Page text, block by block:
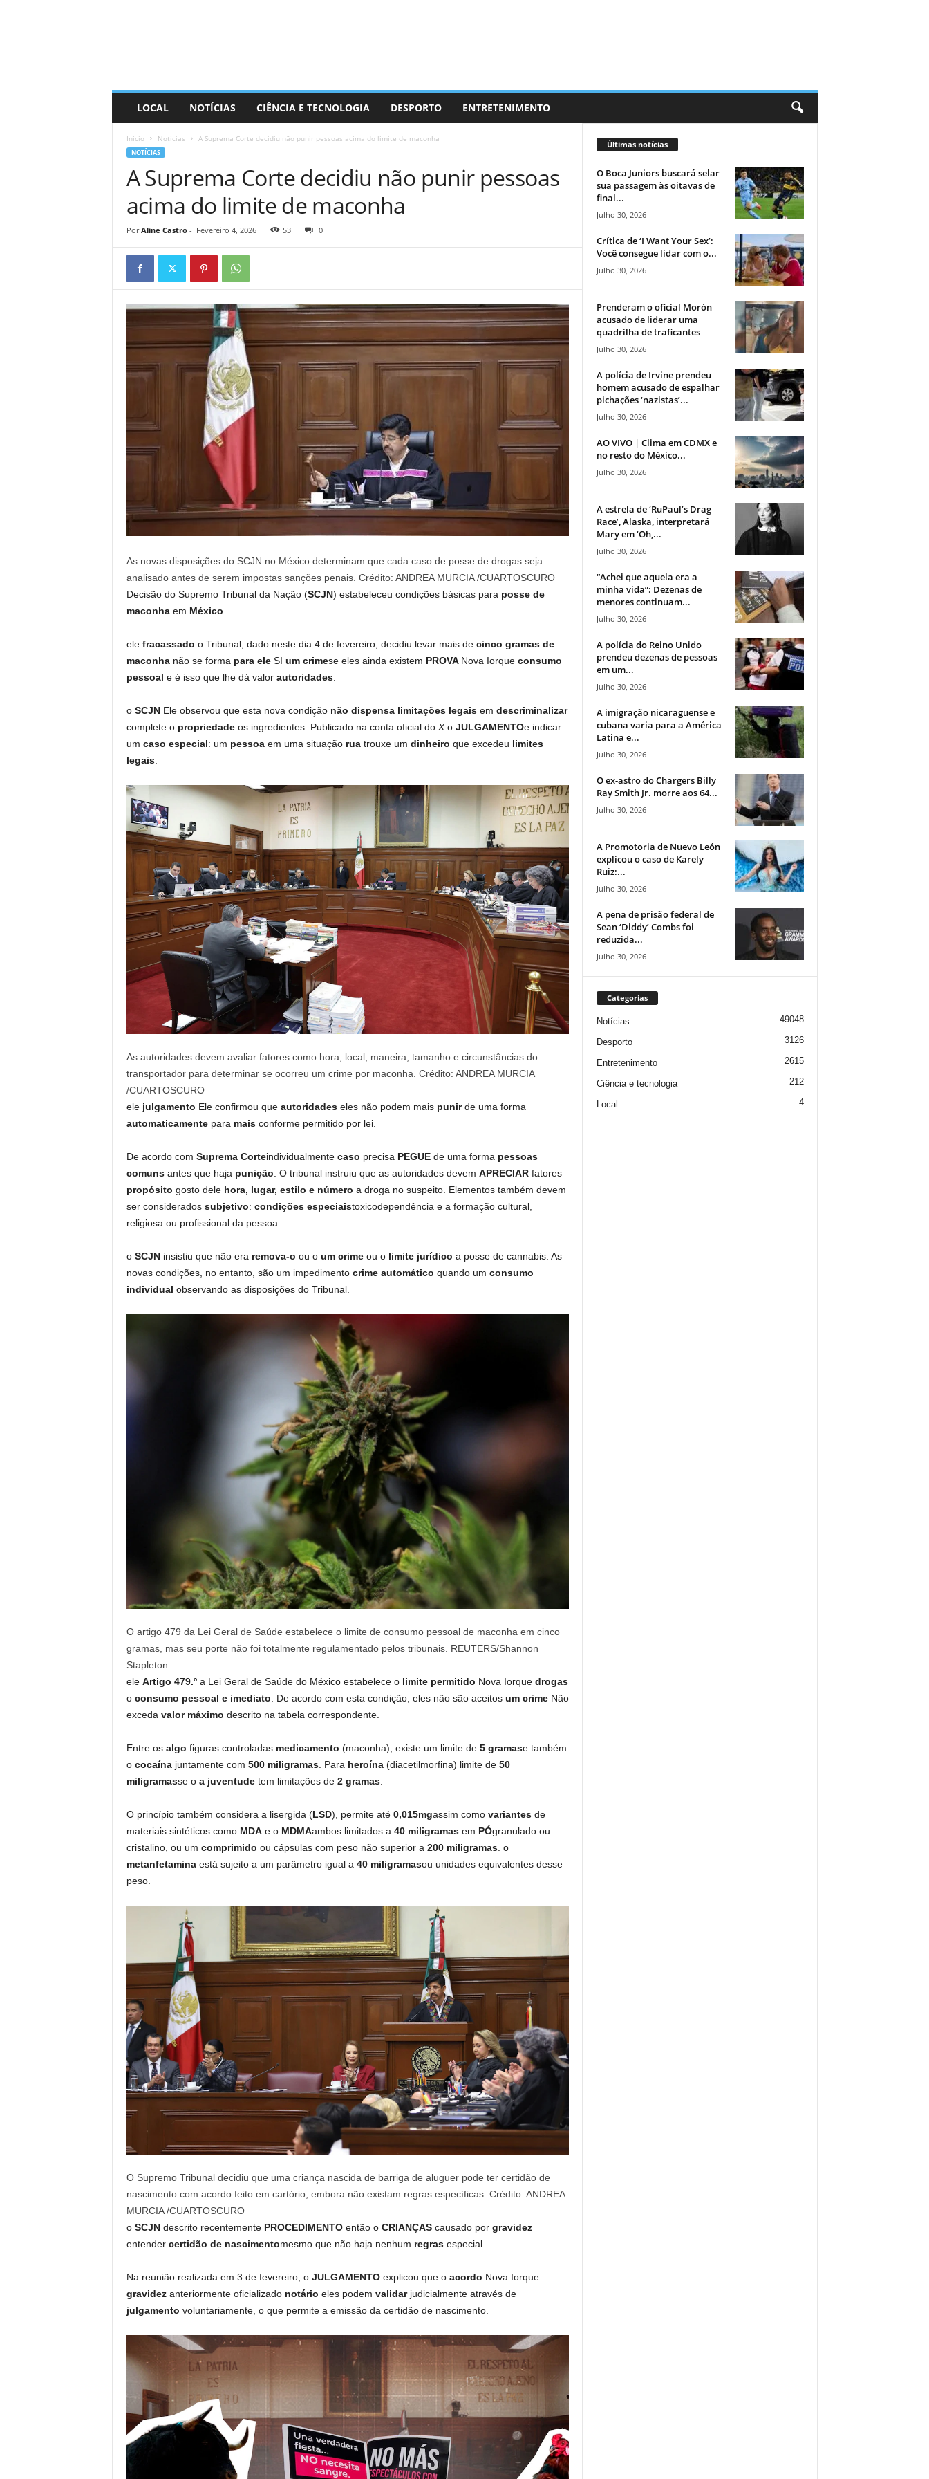
LOCAL NOTÍCIAS CIÊNCIA E TECNOLOGIA DESPORTO ENTRETENIMENTO
Início Notícias A Suprema Corte decidiu não punir pessoas acima do limite de maconha
NOTÍCIAS
A Suprema Corte decidiu não punir pessoas
acima do limite de maconha
Por Aline Castro- Fevereiro 4, 2026 53 0
As novas disposições do SCJN no México determinam que cada caso de posse de drogas seja
analisado antes de serem impostas sanções penais. Crédito: ANDREA MURCIA /CUARTOSCURO
Decisão do Supremo Tribunal da Nação (SCJN) estabeleceu condições básicas para posse de
maconhaem México
ele fracassado o Tribunal, dado neste dia 4 de fevereiro, decidiu levar mais de cinco gramas de
maconhanão se forma para ele SI um crimese eles ainda existem PROVA Nova Iorque consumo
pessoal e é isso que lhe dá valor autoridades.
o SCJNEle observou que esta nova condição não dispensa limitações legaisem descriminalizar
complete o propriedade os ingredientes. Publicado na conta oficial do Xo JULGAMENTOe indicar
um caso especial: um pessoa em uma situação rua trouxe um dinheiro que excedeu limites
legais.
As autoridades devem avaliar fatores como hora, local, maneira, tamanho e circunstâncias do
transportador para determinar se ocorreu um crime por maconha. Crédito: ANDREA MURCIA
/CUARTOSCURO
ele julgamento Ele confirmou que autoridades eles não podem mais punirde uma forma
automaticamente para mais conforme permitido por lei.
De acordo com Suprema Corteindividualmente caso precisa PEGUE de uma forma pessoas
comuns antes que haja punição . O tribunal instruiu que as autoridades devem APRECIAR fatores
propósito gosto dele hora, lugar, estilo e número a droga no suspeito. Elementos também devem
ser considerados subjetivo: condições especiaistoxicodependência e a formação cultural,
religiosa ou profissional da pessoa.
o SCJN insistiu que não era remova-o ou o um crime ou o limite jurídico a posse de cannabis. As
novas condições, no entanto, são um impedimento crime automático quando um consumo
individual observando as disposições do Tribunal.
O artigo 479 da Lei Geral de Saúde estabelece o limite de consumo pessoal de maconha em cinco
gramas, mas seu porte não foi totalmente regulamentado pelos tribunais. REUTERS/Shannon
Stapleton
ele Artigo 479.º a Lei Geral de Saúde do México estabelece o limite permitido Nova Iorque drogas
o consumo pessoal e imediato. De acordo com esta condição, eles não são aceitos um crime Não
exceda valor máximo descrito na tabela correspondente.
Entre os algo figuras controladas medicamento (maconha), existe um limite de 5 gramase também
o cocaínajuntamente com 500 miligramas. Para heroína (diacetilmorfina) limite de 50
miligramasse o a juventudetem limitações de 2 gramas.
O princípio também considera a lisergida (LSD), permite até 0,015mgassim como variantes de
materiais sintéticos como MDAe o MDMAambos limitados a 40 miligramasem PÓgranulado ou
cristalino, ou um comprimido ou cápsulas com peso não superior a 200 miligramas. o
metanfetaminaestá sujeito a um parâmetro igual a 40 miligramasou unidades equivalentes desse
peso.
O Supremo Tribunal decidiu que uma criança nascida de barriga de aluguer pode ter certidão de
nascimento com acordo feito em cartório, embora não existam regras específicas. Crédito: ANDREA
MURCIA /CUARTOSCURO
o SCJNdescrito recentemente PROCEDIMENTO então o CRIANÇAS causado por gravidez
entender certidão de nascimentomesmo que não haja nenhum regras especial.
Na reunião realizada em 3 de fevereiro, o JULGAMENTO explicou que o acordo Nova Iorque
gravidez anteriormente oficializado notário eles podem validar judicialmente através de
julgamento voluntariamente, o que permite a emissão da certidão de nascimento.
Últimas notícias
O Boca Juniors buscará selar
sua passagem às oitavas de
final...
Julho 30, 2026
Crítica de ‘I Want Your Sex’:
Você consegue lidar com o...
Julho 30, 2026
Prenderam o oficial Morón
acusado de liderar uma
quadrilha de traficantes
Julho 30, 2026
A polícia de Irvine prendeu
homem acusado de espalhar
pichações ‘nazistas’...
Julho 30, 2026
AO VIVO | Clima em CDMX e
no resto do México...
Julho 30, 2026
A estrela de ‘RuPaul’s Drag
Race’, Alaska, interpretará
Mary em ‘Oh,...
Julho 30, 2026
“Achei que aquela era a
minha vida”: Dezenas de
menores continuam...
Julho 30, 2026
A polícia do Reino Unido
prendeu dezenas de pessoas
em um...
Julho 30, 2026
A imigração nicaraguense e
cubana varia para a América
Latina e...
Julho 30, 2026
O ex-astro do Chargers Billy
Ray Smith Jr. morre aos 64...
Julho 30, 2026
A Promotoria de Nuevo León
explicou o caso de Karely
Ruiz:...
Julho 30, 2026
A pena de prisão federal de
Sean ‘Diddy’ Combs foi
reduzida...
Julho 30, 2026
Categorias
Notícias 49048
Desporto 3126
Entretenimento 2615
Ciência e tecnologia 212
Local 4